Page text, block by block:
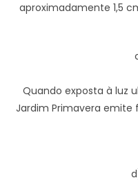
aproximadamente 1,5
Quando exposta à luz
Jardim Primavera emite